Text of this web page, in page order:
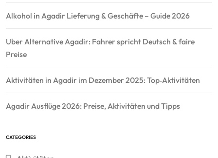
Alkohol in Agadir Lieferung & Geschäfte – Guide 2026
Uber Alternative Agadir: Fahrer spricht Deutsch & faire
Preise
Aktivitäten in Agadir im Dezember 2025: Top‑Aktivitäten
Agadir Ausflüge 2026: Preise, Aktivitäten und Tipps
CATEGORIES